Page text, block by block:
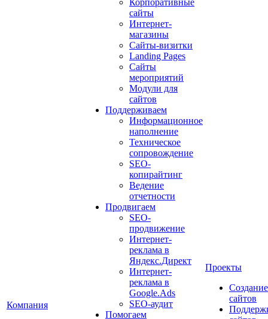
Компания
Корпоративные
сайты
Интернет-
магазины
Сайты-визитки
Landing Pages
Сайты
мероприятий
Модули для
сайтов
Поддерживаем
Информационное
наполнение
Техническое
сопровождение
SEO-
копирайтинг
Ведение
отчетности
Продвигаем
SEO-
продвижение
Интернет-
реклама в
Яндекс.Директ
Интернет-
реклама в
Google.Ads
SEO-аудит
Помогаем
Проекты
Создание
сайтов